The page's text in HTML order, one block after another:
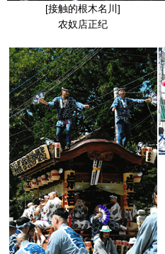
[接触的根木名川]
农奴店正纪